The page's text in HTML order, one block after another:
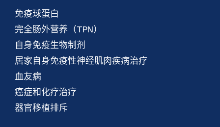
免疫球蛋白
完全肠外营养（TPN）
自身免疫生物制剂
居家自身免疫性神经肌肉疾病治疗
血友病
癌症和化疗治疗
器官移植排斥